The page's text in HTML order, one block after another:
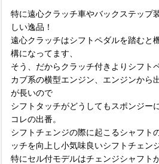
特に遠心クラッチ車やバックステップ
しい逸品！
遠心クラッチはシフトペダルを踏むと
構になってます、
そう、だからクラッチ付きよりシフト
カブ系の横型エンジン、エンジンから
が長いので
シフトタッチがどうしてもスポンジー
コレの出番。
シフトチェンジの際に起こるシャフト
ッチを向上し小気味良いシフトチェン
特にセル付モデルはチェンジシャフト